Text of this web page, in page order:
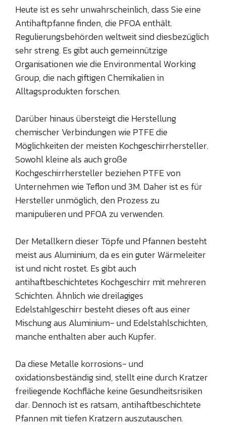
Heute ist es sehr unwahrscheinlich, dass Sie eine
Antihaftpfanne finden, die PFOA enthält.
Regulierungsbehörden weltweit sind diesbezüglich
sehr streng. Es gibt auch gemeinnützige
Organisationen wie die Environmental Working
Group, die nach giftigen Chemikalien in
Alltagsprodukten forschen.
Darüber hinaus übersteigt die Herstellung
chemischer Verbindungen wie PTFE die
Möglichkeiten der meisten Kochgeschirrhersteller.
Sowohl kleine als auch große
Kochgeschirrhersteller beziehen PTFE von
Unternehmen wie Teflon und 3M. Daher ist es für
Hersteller unmöglich, den Prozess zu
manipulieren und PFOA zu verwenden.
Der Metallkern dieser Töpfe und Pfannen besteht
meist aus Aluminium, da es ein guter Wärmeleiter
ist und nicht rostet. Es gibt auch
antihaftbeschichtetes Kochgeschirr mit mehreren
Schichten. Ähnlich wie dreilagiges
Edelstahlgeschirr besteht dieses oft aus einer
Mischung aus Aluminium- und Edelstahlschichten,
manche enthalten aber auch Kupfer.
Da diese Metalle korrosions- und
oxidationsbeständig sind, stellt eine durch Kratzer
freiliegende Kochfläche keine Gesundheitsrisiken
dar. Dennoch ist es ratsam, antihaftbeschichtete
Pfannen mit tiefen Kratzern auszutauschen.